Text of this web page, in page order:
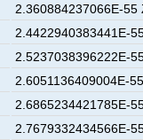
2.360884237066E-55
2.4422940383441E-
2.5237038396222E-
2.6051136409004E-
2.6865234421785E-
2.7679332434566E-